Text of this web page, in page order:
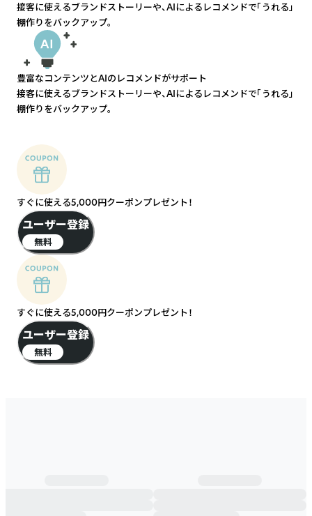
接客に使えるブランドストーリーや、AIによるレコメンドで「うれる」
棚作りをバックアップ。
豊富なコンテンツとAIのレコメンドがサポート
接客に使えるブランドストーリーや、AIによるレコメンドで「うれる」
棚作りをバックアップ。
すぐに使える5,000円クーポンプレゼント！
ユーザー登録
無料
すぐに使える5,000円クーポンプレゼント！
ユーザー登録
無料